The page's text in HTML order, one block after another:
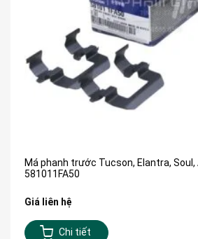
Má phanh trước Tucson, Elantra, Soul,
581011FA50
Giá liên hệ
Chi tiết